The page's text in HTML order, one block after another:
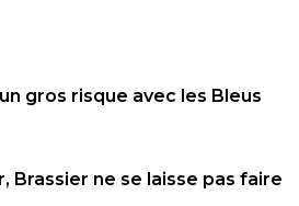
gros risque avec les Bleus
Brassier ne se laisse pas faire